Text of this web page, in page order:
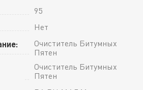
95
Нет
Очиститель Битумных
Пятен
Очиститель Битумных
Пятен